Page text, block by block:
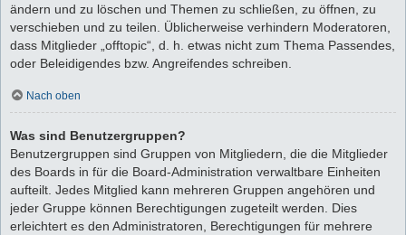
ändern und zu löschen und Themen zu schließen, zu öffnen, zu
verschieben und zu teilen. Üblicherweise verhindern Moderatoren,
dass Mitglieder „offtopic“, d. h. etwas nicht zum Thema Passendes,
oder Beleidigendes bzw. Angreifendes schreiben.
Nach oben
Was sind Benutzergruppen?
Benutzergruppen sind Gruppen von Mitgliedern, die die Mitglieder
des Boards in für die Board-Administration verwaltbare Einheiten
aufteilt. Jedes Mitglied kann mehreren Gruppen angehören und
jeder Gruppe können Berechtigungen zugeteilt werden. Dies
erleichtert es den Administratoren, Berechtigungen für mehrere